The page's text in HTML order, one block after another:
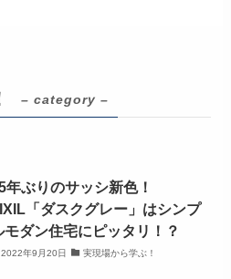
– category –
年ぶりのサッシ新色！
「ダスクグレー」はシンプ
モダン住宅にピッタリ！？
2022年9月20日 実現場から学ぶ！